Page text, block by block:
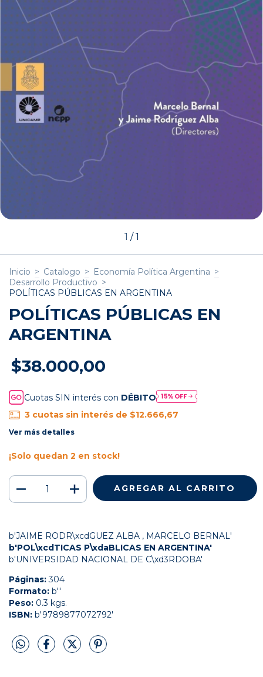
1 /1
Inicio > Catalogo > Economía Política Argentina >
Desarrollo Productivo >
POLÍTICAS PÚBLICAS EN ARGENTINA
POLÍTICAS PÚBLICAS EN
ARGENTINA
$38.000,00
Cuotas SIN interés con DÉBITO
3 cuotas sin interés de $12.666,67
Ver más detalles
¡Solo quedan 2 en stock!
b'JAIME RODR\xcdGUEZ ALBA , MARCELO BERNAL'
b'POL\xcdTICAS P\xdaBLICAS EN ARGENTINA'
b'UNIVERSIDAD NACIONAL DE C\xd3RDOBA'
Páginas:304
Formato: b''
Peso: 0.3 kgs.
ISBN: b'9789877072792'